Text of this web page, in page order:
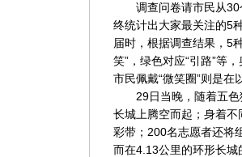
调查问卷请市民从30
终统计出大家最关注的5
届时，根据调查结果，5
笑”，绿色对应“引路”等
市民佩戴“微笑圈”则是
29日当晚，随着五色
长城上腾空而起；身着
彩带；200名志愿者还将
而在4.13公里的环形长